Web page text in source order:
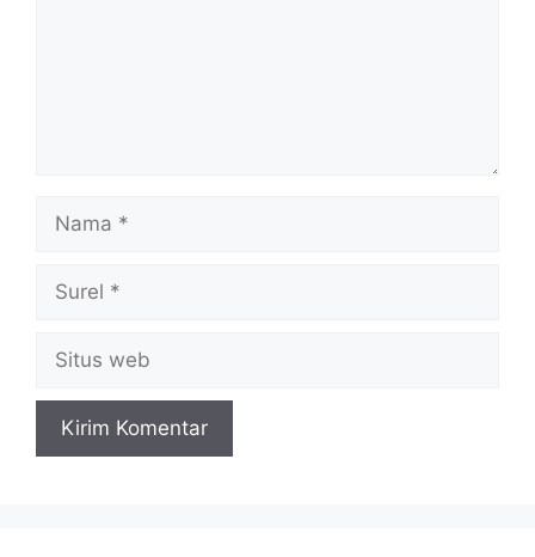
Nama
Surel
Situs
web